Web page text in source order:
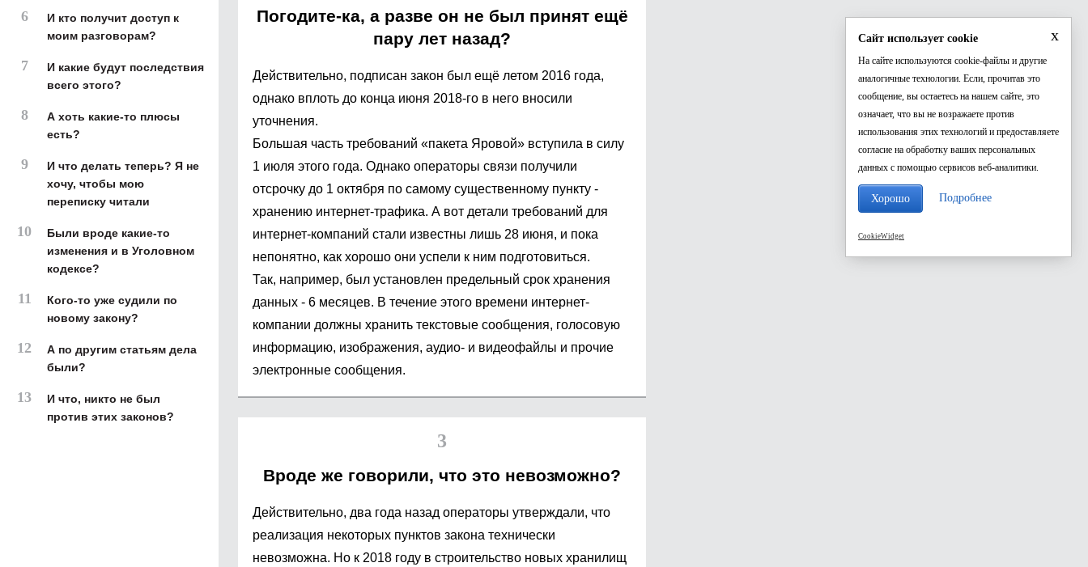
И кто получит доступ к
моим разговорам?
И какие будут последствия
всего этого?
А хоть какие-то плюсы
есть?
И что делать теперь? Я не
хочу, чтобы мою
переписку читали
Были вроде какие-то
изменения и в Уголовном
кодексе?
Кого-то уже судили по
новому закону?
А по другим статьям дела
были?
И что, никто не был
против этих законов?
Погодите-ка, а разве он не был принят ещё
пару лет назад?
Действительно, подписан закон был ещё летом 2016 года,
однако вплоть до конца июня 2018-го в него вносили
уточнения.
Большая часть требований «пакета Яровой» вступила в силу
1 июля этого года. Однако операторы связи получили
отсрочку до 1 октября по самому существенному пункту -
хранению интернет-трафика. А вот детали требований для
интернет-компаний стали известны лишь 28 июня, и пока
непонятно, как хорошо они успели к ним подготовиться.
Так, например, был установлен предельный срок хранения
данных - 6 месяцев. В течение этого времени интернет-
компании должны хранить текстовые сообщения, голосовую
информацию, изображения, аудио- и видеофайлы и прочие
электронные сообщения.
Вроде же говорили, что это невозможно?
Действительно, два года назад операторы утверждали, что
реализация некоторых пунктов закона технически
невозможна. Но к 2018 году в строительство новых хранилищ
x
Сайт использует cookie
На сайте используются cookie-файлы и другие
аналогичные технологии. Если, прочитав это
сообщение, вы остаетесь на нашем сайте, это
означает, что вы не возражаете против
использования этих технологий и предоставляете
согласие на обработку ваших персональных
данных с помощью сервисов веб-аналитики.
Хорошо Подробнее
CookieWidget